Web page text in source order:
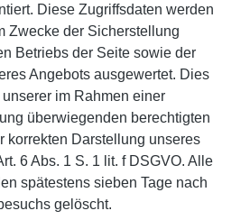
Diese Zugriffsdaten werden
Zwecke der Sicherstellung
Betriebs der Seite sowie der
Angebots ausgewertet. Dies
im Rahmen einer
überwiegenden berechtigten
korrekten Darstellung unseres
6 Abs. 1 S. 1 lit. f DSGVO. Alle
spätestens sieben Tage nach
gelöscht.